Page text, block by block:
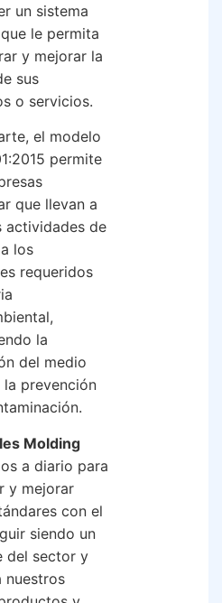
un sistema
le permita
y mejorar la
sus
o servicios.
el modelo
permite
que llevan a
actividades de
los
requeridos
la
del medio
la prevención
Molding
a diario para
y mejorar
con el
siendo un
del sector y
nuestros